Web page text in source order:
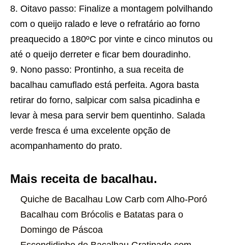
Oitavo passo: Finalize a montagem polvilhando
com o queijo ralado e leve o refratário ao forno
preaquecido a 180ºC por vinte e cinco minutos ou
até o queijo derreter e ficar bem douradinho.
Nono passo: Prontinho, a sua receita de
bacalhau camuflado está perfeita. Agora basta
retirar do forno, salpicar com salsa picadinha e
levar à mesa para servir bem quentinho. Salada
verde fresca é uma excelente opção de
acompanhamento do prato.
Mais receita de bacalhau.
Quiche de Bacalhau Low Carb com Alho-Poró
Bacalhau com Brócolis e Batatas para o
Domingo de Páscoa